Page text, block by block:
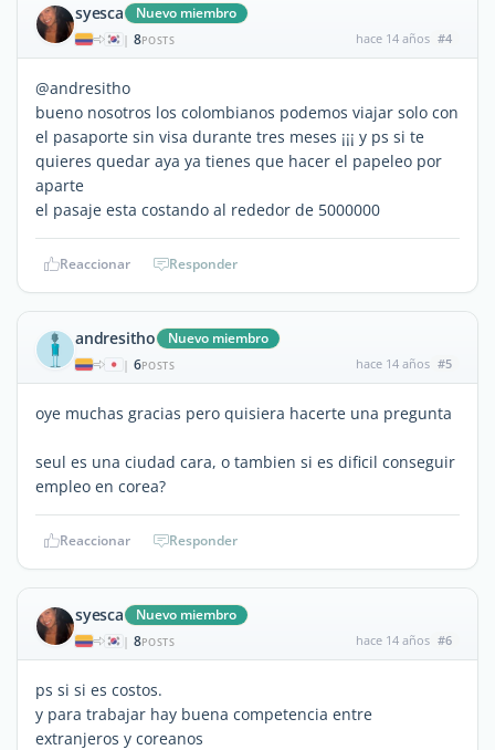
syesca Nuevo miembro
| 8POSTS hace 14 años #4
@andresitho
bueno nosotros los colombianos podemos viajar solo con
el pasaporte sin visa durante tres meses ¡¡¡ y ps si te
quieres quedar aya ya tienes que hacer el papeleo por
aparte
el pasaje esta costando al rededor de 5000000
Reaccionar Responder
andresitho Nuevo miembro
| 6POSTS hace 14 años #5
oye muchas gracias pero quisiera hacerte una pregunta
seul es una ciudad cara, o tambien si es dificil conseguir
empleo en corea?
Reaccionar Responder
syesca Nuevo miembro
| 8POSTS hace 14 años #6
ps si si es costos.
y para trabajar hay buena competencia entre
extranjeros y coreanos